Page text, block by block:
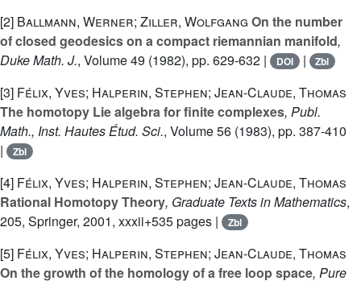
[2] Ballmann, Werner; Ziller, Wolfgang On the number
of closed geodesics on a compact riemannian manifold,
Duke Math. J., Volume 49 (1982), pp. 629-632 | DOI | Zbl
[3] Félix, Yves; Halperin, Stephen; Jean-Claude, Thomas
The homotopy Lie algebra for finite complexes, Publ.
Math., Inst. Hautes Étud. Sci., Volume 56 (1983), pp. 387-410
|
Zbl
[4] Félix, Yves; Halperin, Stephen; Jean-Claude, Thomas
Rational Homotopy Theory, Graduate Texts in Mathematics,
205, Springer, 2001, xxxii+535 pages | Zbl
[5] Félix, Yves; Halperin, Stephen; Jean-Claude, Thomas
On the growth of the homology of a free loop space, Pure